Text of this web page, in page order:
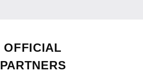
OFFICIAL
PARTNERS